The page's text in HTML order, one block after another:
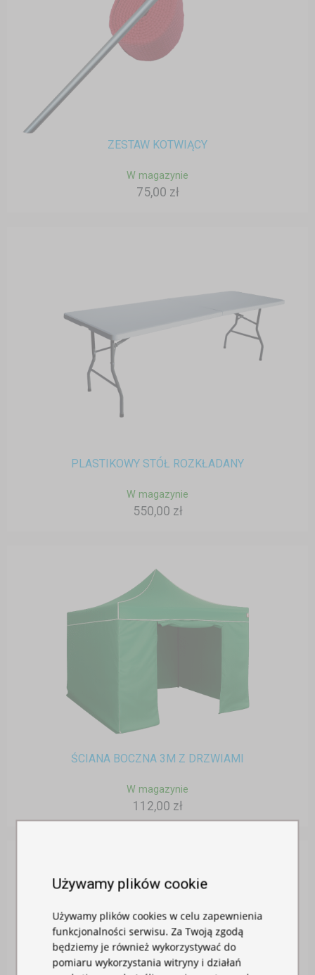
ZESTAW KOTWIĄCY
W magazynie
75,00 zł
PLASTIKOWY STÓŁ ROZKŁADANY
W magazynie
550,00 zł
ŚCIANA BOCZNA 3M Z DRZWIAMI
W magazynie
112,00 zł
Używamy plików cookie
Używamy plików cookies w celu zapewnienia
funkcjonalności serwisu. Za Twoją zgodą
będziemy je również wykorzystywać do
pomiaru wykorzystania witryny i działań